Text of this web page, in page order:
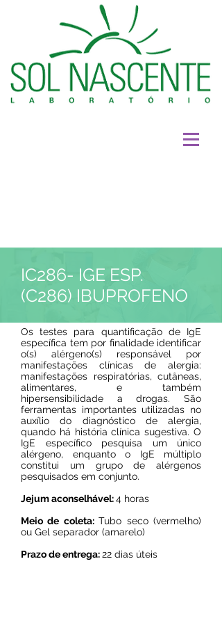
IC286- IGE ESP.
(C286) IBUPROFENO
Os testes para quantificação de IgE
específica tem por finalidade identificar
o(s) alérgeno(s) responsável por
manifestações clínicas de alergia:
manifestações respiratórias, cutâneas,
alimentares, e também
hipersensibilidade a drogas. São
ferramentas importantes utilizadas no
auxílio do diagnóstico de alergia,
quando há história clínica sugestiva. O
IgE específico pesquisa um único
alérgeno, enquanto o IgE múltiplo
constitui um grupo de alérgenos
pesquisados em conjunto.
Jejum aconselhável:4 horas
Meio de coleta:Tubo seco (vermelho)
ou Gel separador (amarelo)
Prazo de entrega:22 dias úteis